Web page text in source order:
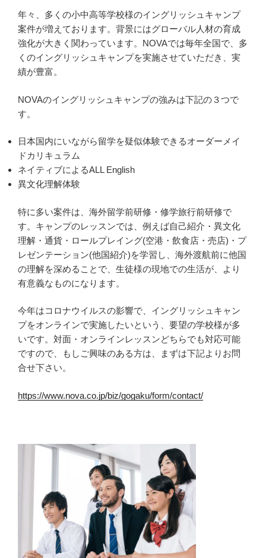
年々、多くの小中高等学校様のイングリッシュキャンプ
案件が増えております。背景にはグローバル人材の育成
強化が大きく関わっています。NOVAでは毎年全国で、多
くのイングリッシュキャンプを実施させていただき、実
績が豊富。
NOVAのイングリッシュキャンプの強みは下記の３つで
す。
日本国内にいながら留学を疑似体験できるオーダーメイ
ドカリキュラム
ネイティブによるALL English
異文化理解体験
特に多い案件は、海外留学前研修・修学旅行前研修で
す。キャンプのレッスンでは、例えば自己紹介・異文化
理解・通貨・ロールプレイング(空港・飲食店・売店)・プ
レゼンテーション(他国紹介)を学習し、海外渡航前に他国
の理解を深めることで、生徒様の現地での生活が、より
有意義なものになります。
今年はコロナウイルスの影響で、イングリッシュキャン
プをオンラインで実施したいという、要望の学校様が多
いです。対面・オンラインレッスンどちらでも対応可能
ですので、もしご興味のある方は、まずは下記よりお問
合せ下さい。
https://www.nova.co.jp/biz/gogaku/form/contact/